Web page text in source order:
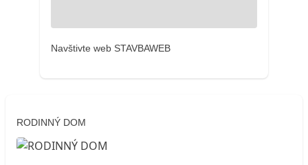
Navštivte web STAVBAWEB
RODINNÝ DOM